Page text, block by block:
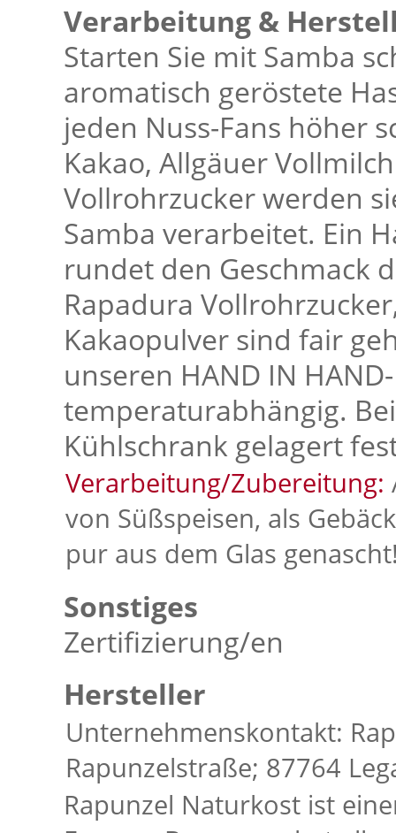
Verarbeitung &
Starten Sie mit Samba
aromatisch geröstete
jeden Nuss-Fans höher
Kakao, Allgäuer
Vollrohrzucker werden
Samba verarbeitet. Ein
rundet den Geschmack
Rapadura
Kakaopulver sind fair
unseren HAND IN
temperaturabhängig.
Kühlschrank gelagert
Verarbeitung/Zubereitung:
von Süßspeisen, als
pur aus dem Glas
Sonstiges
Zertifizierung/en
Hersteller
Unternehmenskontakt:
Rapunzelstraße; 87764
Rapunzel Naturkost ist